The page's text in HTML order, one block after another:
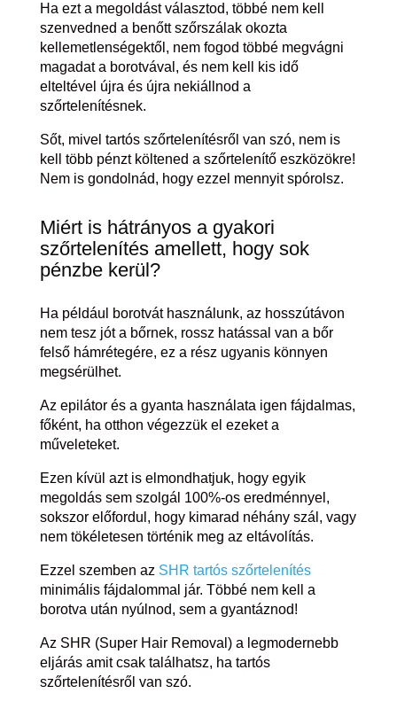
Ha ezt a megoldást választod, többé nem kell
szenvedned a benőtt szőrszálak okozta
kellemetlenségektől, nem fogod többé megvágni
magadat a borotvával, és nem kell kis idő
elteltével újra és újra nekiállnod a
szőrtelenítésnek.
Sőt, mivel tartós szőrtelenítésről van szó, nem is
kell több pénzt költened a szőrtelenítő eszközökre!
Nem is gondolnád, hogy ezzel mennyit spórolsz.
Miért is hátrányos a gyakori
szőrtelenítés amellett, hogy sok
pénzbe kerül?
Ha például borotvát használunk, az hosszútávon
nem tesz jót a bőrnek, rossz hatással van a bőr
felső hámrétegére, ez a rész ugyanis könnyen
megsérülhet.
Az epilátor és a gyanta használata igen fájdalmas,
főként, ha otthon végezzük el ezeket a
műveleteket.
Ezen kívül azt is elmondhatjuk, hogy egyik
megoldás sem szolgál 100%-os eredménnyel,
sokszor előfordul, hogy kimarad néhány szál, vagy
nem tökéletesen történik meg az eltávolítás.
Ezzel szemben az SHR tartós szőrtelenítés
minimális fájdalommal jár. Többé nem kell a
borotva után nyúlnod, sem a gyantáznod!
Az SHR (Super Hair Removal) a legmodernebb
eljárás amit csak találhatsz, ha tartós
szőrtelenítésről van szó.